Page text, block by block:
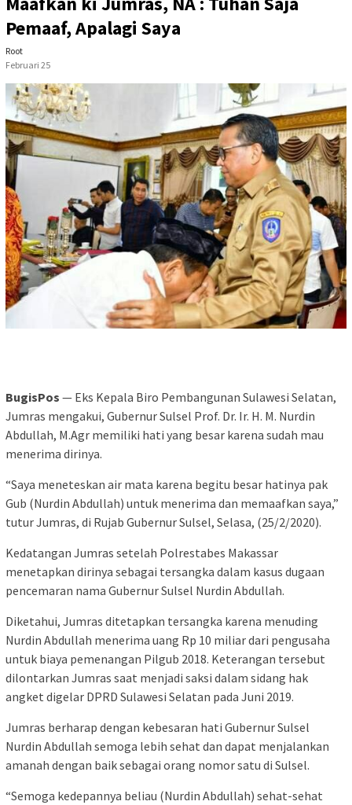
Pemaaf, Apalagi Saya
Root
Februari 25
BugisPos — Eks Kepala Biro Pembangunan Sulawesi Selatan,
Jumras mengakui, Gubernur Sulsel Prof. Dr. Ir. H. M. Nurdin
Abdullah, M.Agr memiliki hati yang besar karena sudah mau
menerima dirinya.
“Saya meneteskan air mata karena begitu besar hatinya pak
Gub (Nurdin Abdullah) untuk menerima dan memaafkan saya,”
tutur Jumras, di Rujab Gubernur Sulsel, Selasa, (25/2/2020).
Kedatangan Jumras setelah Polrestabes Makassar
menetapkan dirinya sebagai tersangka dalam kasus dugaan
pencemaran nama Gubernur Sulsel Nurdin Abdullah.
Diketahui, Jumras ditetapkan tersangka karena menuding
Nurdin Abdullah menerima uang Rp 10 miliar dari pengusaha
untuk biaya pemenangan Pilgub 2018. Keterangan tersebut
dilontarkan Jumras saat menjadi saksi dalam sidang hak
angket digelar DPRD Sulawesi Selatan pada Juni 2019.
Jumras berharap dengan kebesaran hati Gubernur Sulsel
Nurdin Abdullah semoga lebih sehat dan dapat menjalankan
amanah dengan baik sebagai orang nomor satu di Sulsel.
“Semoga kedepannya beliau (Nurdin Abdullah) sehat-sehat